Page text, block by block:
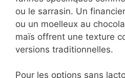
Pour les options
par des huiles végétales
œufs par des substituts
mini-brownie aux noix de